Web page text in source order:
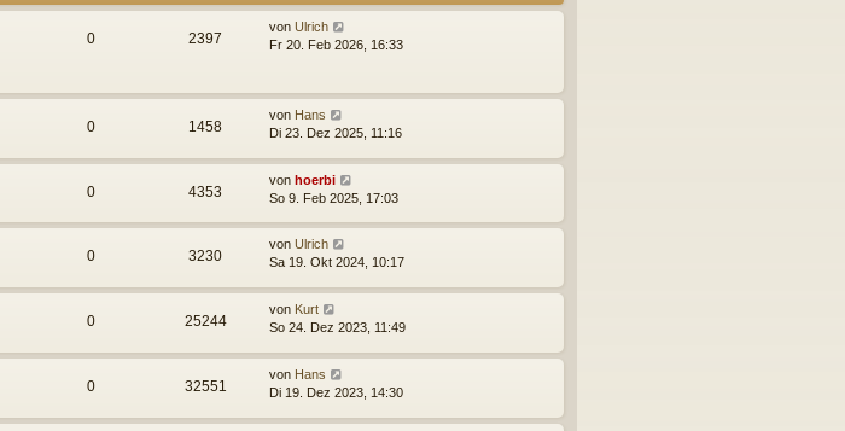
0 2397
von Ulrich
Fr 20. Feb 2026, 16:33
0 1458
von Hans
Di 23. Dez 2025, 11:16
0 4353
von hoerbi
So 9. Feb 2025, 17:03
0 3230
von Ulrich
Sa 19. Okt 2024, 10:17
0 25244
von Kurt
So 24. Dez 2023, 11:49
0 32551
von Hans
Di 19. Dez 2023, 14:30